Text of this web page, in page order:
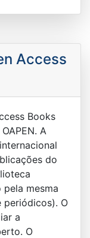
Access
Books
A
do
mesma
periódicos). O
a
O